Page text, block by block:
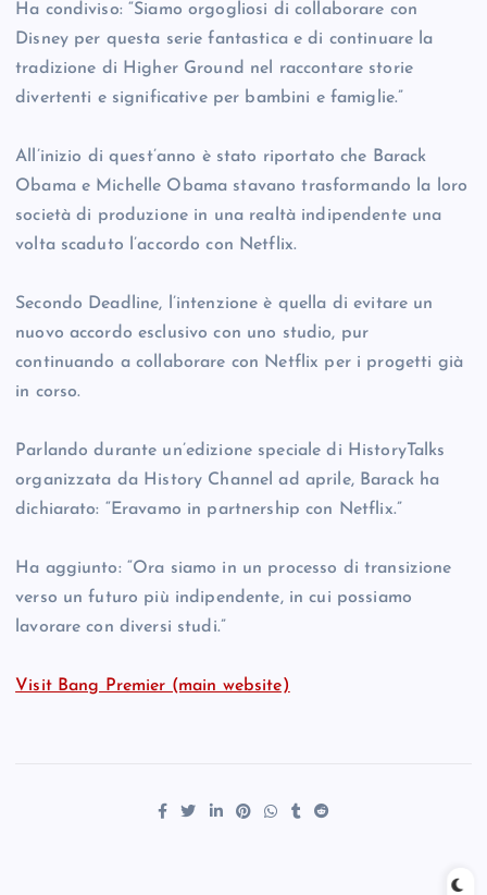
Ha condiviso: “Siamo orgogliosi di collaborare con
Disney per questa serie fantastica e di continuare la
tradizione di Higher Ground nel raccontare storie
divertenti e significative per bambini e famiglie.”
All’inizio di quest’anno è stato riportato che Barack
Obama e Michelle Obama stavano trasformando la loro
società di produzione in una realtà indipendente una
volta scaduto l’accordo con Netflix.
Secondo Deadline, l’intenzione è quella di evitare un
nuovo accordo esclusivo con uno studio, pur
continuando a collaborare con Netflix per i progetti già
in corso.
Parlando durante un’edizione speciale di HistoryTalks
organizzata da History Channel ad aprile, Barack ha
dichiarato: “Eravamo in partnership con Netflix.”
Ha aggiunto: “Ora siamo in un processo di transizione
verso un futuro più indipendente, in cui possiamo
lavorare con diversi studi.”
Visit Bang Premier (main website)